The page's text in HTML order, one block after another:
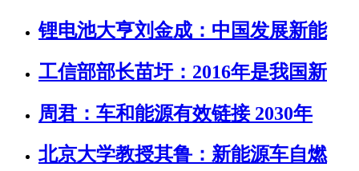
锂电池大亨刘金成：中国发展新能
工信部部长苗圩：2016年是我国新
周君：车和能源有效链接 2030年
北京大学教授其鲁：新能源车自燃